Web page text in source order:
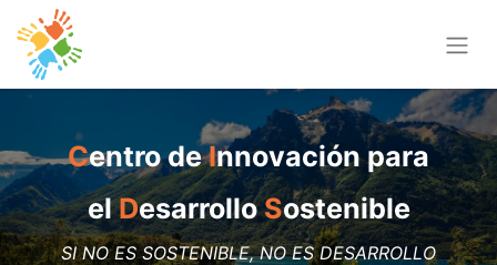
Centro deInnovación para
elDesarrolloSostenible
SI NO ES SOSTENIBLE, NO ES DESARROLLO